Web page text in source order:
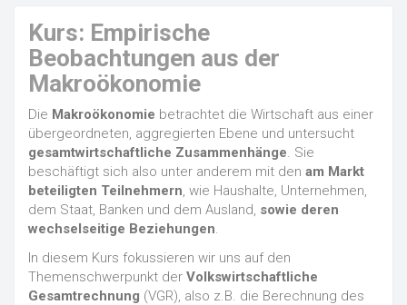
Kurs: Empirische
Beobachtungen aus der
Makroökonomie
Die Makroökonomie betrachtet die Wirtschaft aus einer
übergeordneten, aggregierten Ebene und untersucht
gesamtwirtschaftliche Zusammenhänge. Sie
beschäftigt sich also unter anderem mit den am Markt
beteiligten Teilnehmern, wie Haushalte, Unternehmen,
dem Staat, Banken und dem Ausland, sowie deren
wechselseitige Beziehungen.
In diesem Kurs fokussieren wir uns auf den
Themenschwerpunkt der Volkswirtschaftliche
Gesamtrechnung (VGR), also z.B. die Berechnung des